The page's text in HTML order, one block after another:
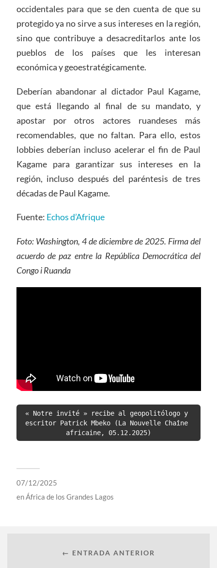
occidentales para que se den cuenta de que su
protegido ya no sirve a sus intereses en la región,
sino que contribuye a desacreditarlos ante los
pueblos de los países que les interesan
económica y geoestratégicamente.
Deberían abandonar al dictador Paul Kagame,
que está llegando al final de su mandato, y
apostar por otros actores ruandeses más
recomendables, que no faltan. Para ello, estos
lobbies deberían incluso acelerar el fin de Paul
Kagame para garantizar sus intereses en la
región, incluso después del paréntesis de tres
décadas de Paul Kagame.
Fuente: Echos d’Afrique
Foto: Washington, 4 de diciembre de 2025. Firma del
acuerdo de paz entre la República Democrática del
Congo i Ruanda
« Notre invité » recibe al geopolitólogo y
escritor Patrick Mbeko (La Nouvelle Chaîne
africaine, 05.12.2025)
07/12/2025
enÁfrica de los Grandes Lagos
← ENTRADA ANTERIOR